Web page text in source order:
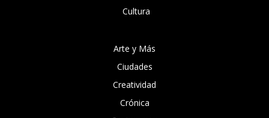
Cultura
Arte y Más
Ciudades
Creatividad
Crónica